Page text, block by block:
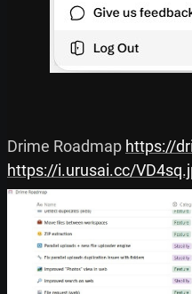
Drime Roadmap https://
https://i.urusai.cc/